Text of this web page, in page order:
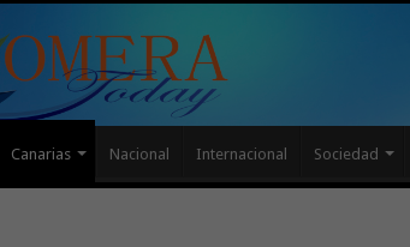
Canarias Nacional Internacional Sociedad